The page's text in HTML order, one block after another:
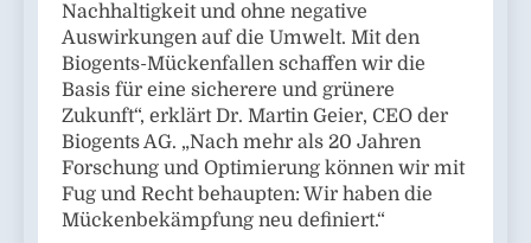
Nachhaltigkeit und ohne negative
Auswirkungen auf die Umwelt. Mit den
Biogents-Mückenfallen schaffen wir die
Basis für eine sicherere und grünere
Zukunft“, erklärt Dr. Martin Geier, CEO der
Biogents AG. „Nach mehr als 20 Jahren
Forschung und Optimierung können wir mit
Fug und Recht behaupten: Wir haben die
Mückenbekämpfung neu definiert.“